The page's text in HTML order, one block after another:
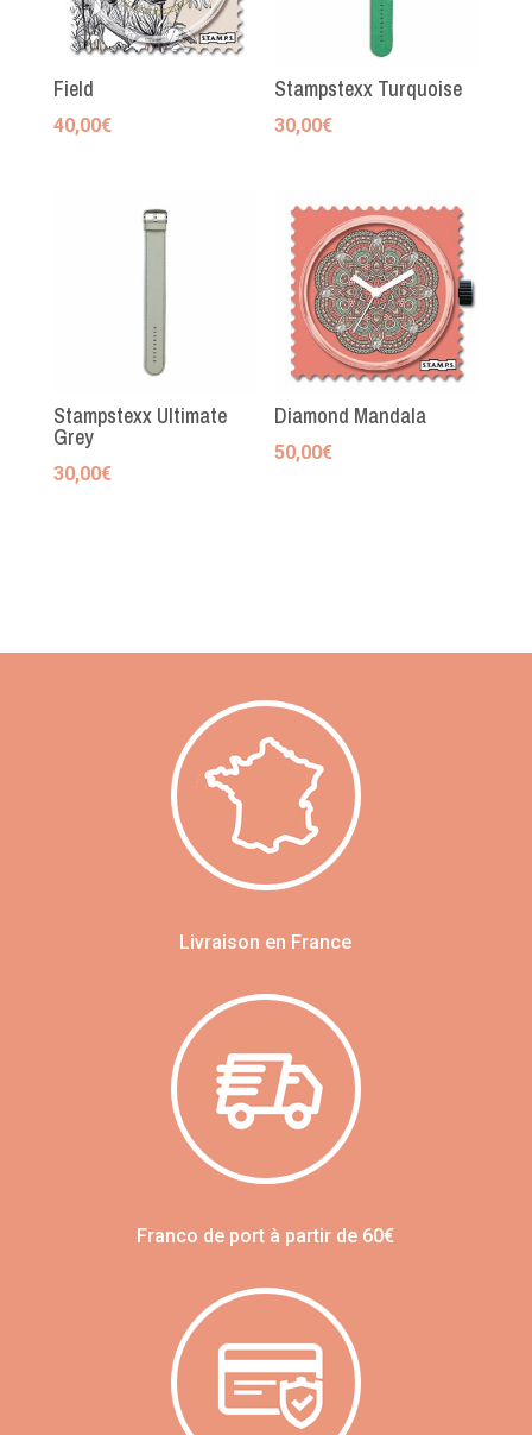
Field
40,00€
Stampstexx Turquoise
30,00€
Stampstexx Ultimate
Grey
30,00€
Diamond Mandala
50,00€
Livraison en France
Franco de port à partir de 60€